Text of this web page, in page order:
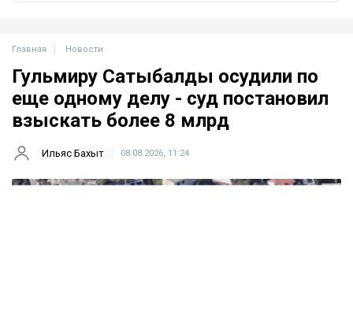
Главная Новости
Гульмиру Сатыбалды осудили по
еще одному делу - суд постановил
взыскать более 8 млрд
Ильяс Бахыт 08.08.2026, 11:24